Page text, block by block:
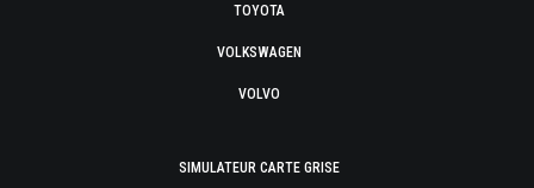
TOYOTA
VOLKSWAGEN
VOLVO
SIMULATEUR CARTE GRISE